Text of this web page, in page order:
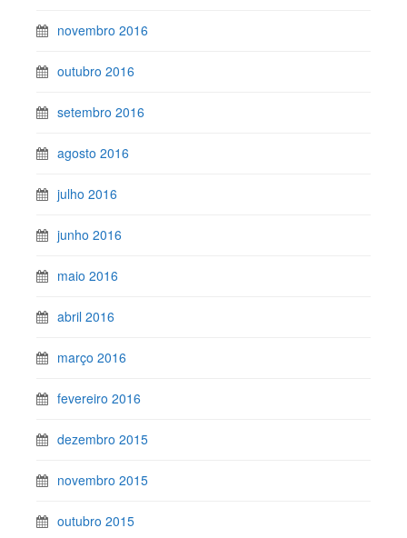
novembro 2016
outubro 2016
setembro 2016
agosto 2016
julho 2016
junho 2016
maio 2016
abril 2016
março 2016
fevereiro 2016
dezembro 2015
novembro 2015
outubro 2015